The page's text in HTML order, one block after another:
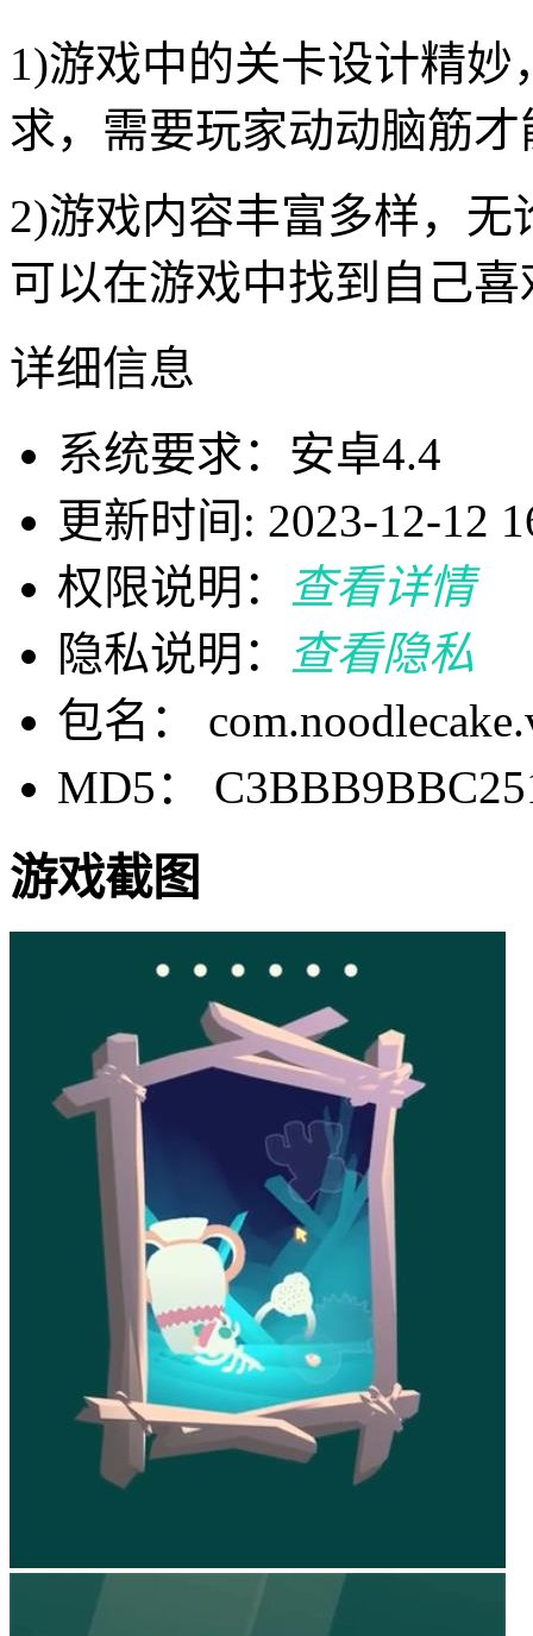
1)游戏中的关卡设计精
求，需要玩家动动脑筋
2)游戏内容丰富多样，
可以在游戏中找到自己
详细信息
系统要求：安卓4.4
更新时间: 2023-12-12
权限说明：
查看详情
隐私说明：
查看隐私
包名：
MD5：
游戏截图